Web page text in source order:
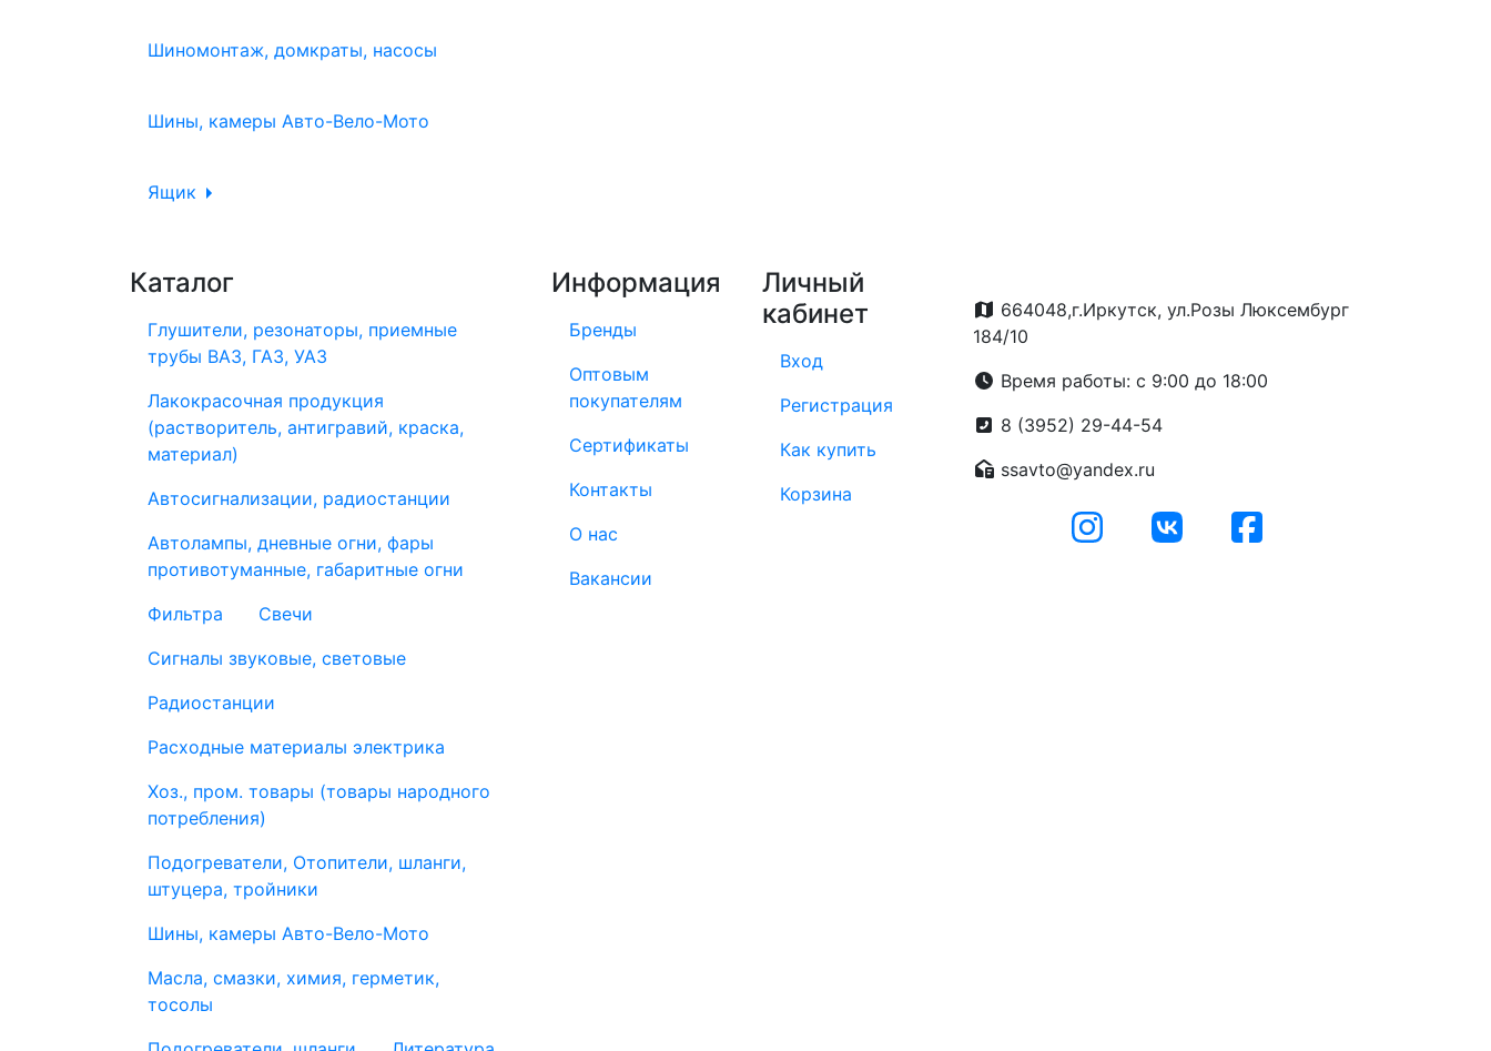
Шиномонтаж, домкраты, насосы
Шины, камеры Авто-Вело-Мото
Ящик
Каталог
Глушители, резонаторы, приемные
трубы ВАЗ, ГАЗ, УАЗ
Лакокрасочная продукция
(растворитель, антигравий, краска,
материал)
Автосигнализации, радиостанции
Автолампы, дневные огни, фары
противотуманные, габаритные огни
Фильтра
Свечи
Сигналы звуковые, световые
Радиостанции
Расходные материалы электрика
Хоз., пром. товары (товары народного
потребления)
Подогреватели, Отопители, шланги,
штуцера, тройники
Шины, камеры Авто-Вело-Мото
Масла, смазки, химия, герметик,
тосолы
Информация
Бренды
Оптовым
покупателям
Сертификаты
Контакты
О нас
Вакансии
Личный
кабинет
Вход
Регистрация
Как купить
Корзина
664048,г.Иркутск, ул.Розы Люксембург
184/10
Время работы: с 9:00 до 18:00
8 (3952) 29-44-54
ssavto@yandex.ru